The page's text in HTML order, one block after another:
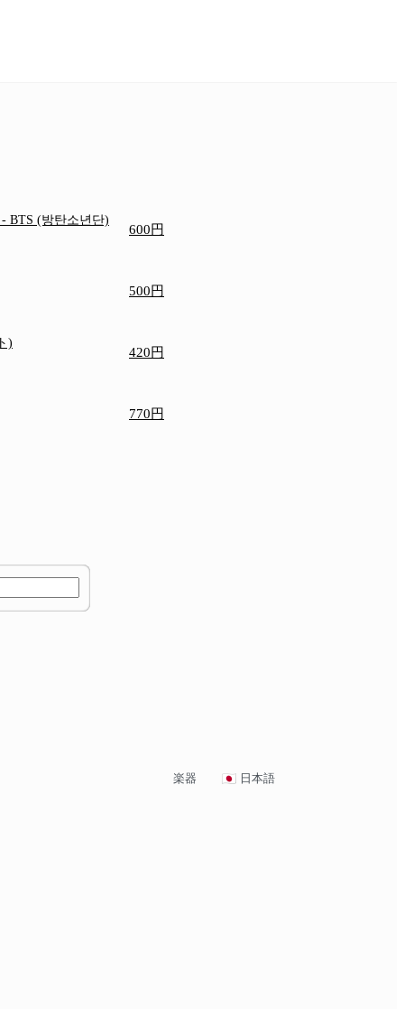
- BTS (방탄소년단)
600円
500円
)
420円
770円
楽器 日本語